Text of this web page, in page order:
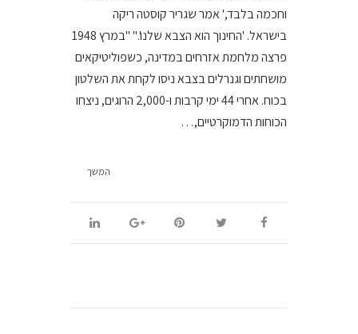
וחכמה בלבד,' אמר שגריר קוסטה ריקה
בישראל. 'החינוך הוא הצבא שלנו'." "במרץ 1948
פרצה מלחמת אזרחים במדינה, כשפוליטיקאים
מושחתים וגנרלים בצבא ניסו לקחת את השלטון
בכוח. אחרי 44 ימי קרבות ו-2,000 הרוגים, ניצחו
הכוחות הדמוקרטיים,…
המשך